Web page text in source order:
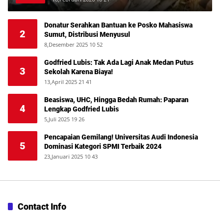
2
Donatur Serahkan Bantuan ke Posko Mahasiswa
Sumut, Distribusi Menyusul
8,Desember 2025 10 52
3
Godfried Lubis: Tak Ada Lagi Anak Medan Putus
Sekolah Karena Biaya!
13,April 2025 21 41
4
Beasiswa, UHC, Hingga Bedah Rumah: Paparan
Lengkap Godfried Lubis
5,Juli 2025 19 26
5
Pencapaian Gemilang! Universitas Audi Indonesia
Dominasi Kategori SPMI Terbaik 2024
23,Januari 2025 10 43
Contact Info